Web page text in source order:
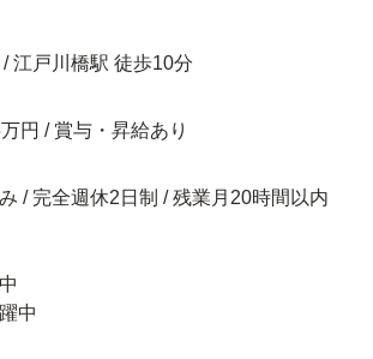
江戸川橋駅 徒歩10分
円 / 賞与・昇給あり
/ 完全週休2日制 / 残業月20時間以内
中